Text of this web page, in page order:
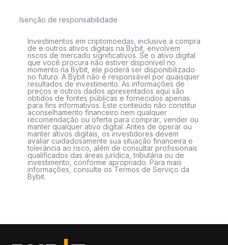
Isenção de responsabilidade
Investimentos em criptomoedas, inclusive a compra
de e outros ativos digitais na Bybit, envolvem
riscos de mercado significativos. Se o ativo digital
que você procura não estiver disponível no
momento na Bybit, ele poderá ser disponibilizado
no futuro. A Bybit não é responsável por quaisquer
resultados de investimento. As informações de
preços e outros dados apresentados aqui são
obtidos de fontes públicas e fornecidos apenas
para fins informativos. Este conteúdo não constitui
aconselhamento financeiro nem qualquer
recomendação ou oferta para comprar, vender ou
manter qualquer ativo digital. Antes de operar ou
manter ativos digitais, os investidores devem
avaliar cuidadosamente sua situação financeira e
tolerância ao risco, além de consultar profissionais
qualificados das áreas jurídica, tributária ou de
investimento, conforme apropriado. Para mais
informações, consulte os Termos de Serviço da
Bybit.